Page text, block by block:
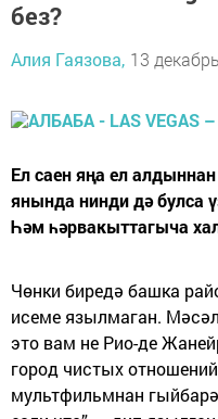
без?
Алия Гаязова, 13
Ел саен яңа ел алдыннан
янында нинди дә булса
Һәм һәрвакыттагыча
Чөнки биредә башка
исеме язылмаган.
это вам не Рио-де
город чистых
мультфильмнан